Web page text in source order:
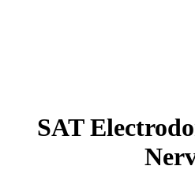
SAT